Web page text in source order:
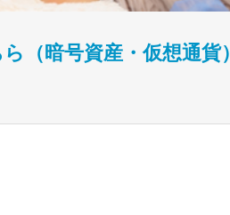
（暗号資産・仮想通貨